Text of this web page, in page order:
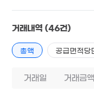
거래내역 (46건)
총액 공급면적당
거래일 거래금액